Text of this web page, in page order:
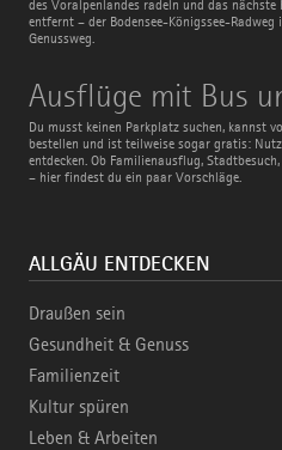
des Voralpenlandes radeln und das
entfernt – der Bodensee-Königssee-
Genussweg.
Ausflüge mit Bus
Du musst keinen Parkplatz suchen, kannst
bestellen und ist teilweise sogar gratis:
entdecken. Ob Familienausflug,
– hier findest du ein paar Vorschläge.
Ausflüge
mit
Bus
und
Bahn
ALLGÄU ENTDECKEN
Draußen sein
Gesundheit & Genuss
Familienzeit
Kultur spüren
Leben & Arbeiten